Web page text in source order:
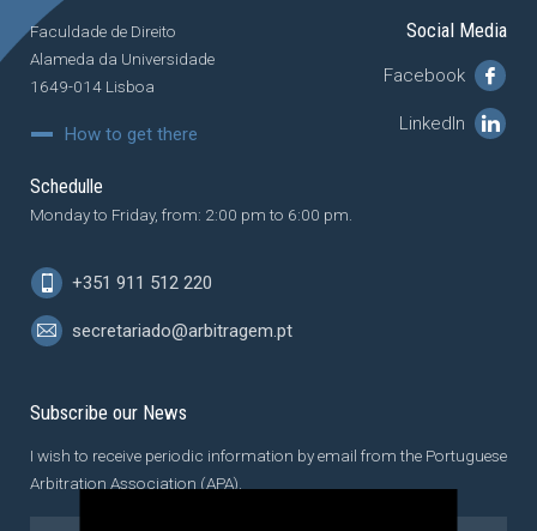
Social Media
Facebook
LinkedIn
Faculdade de Direito
Alameda da Universidade
1649-014 Lisboa
How to get there
Schedulle
Monday to Friday, from: 2:00 pm to 6:00 pm.
+351 911 512 220
secretariado@arbitragem.pt
Subscribe our News
I wish to receive periodic information by email from the Portuguese
Arbitration Association (APA).